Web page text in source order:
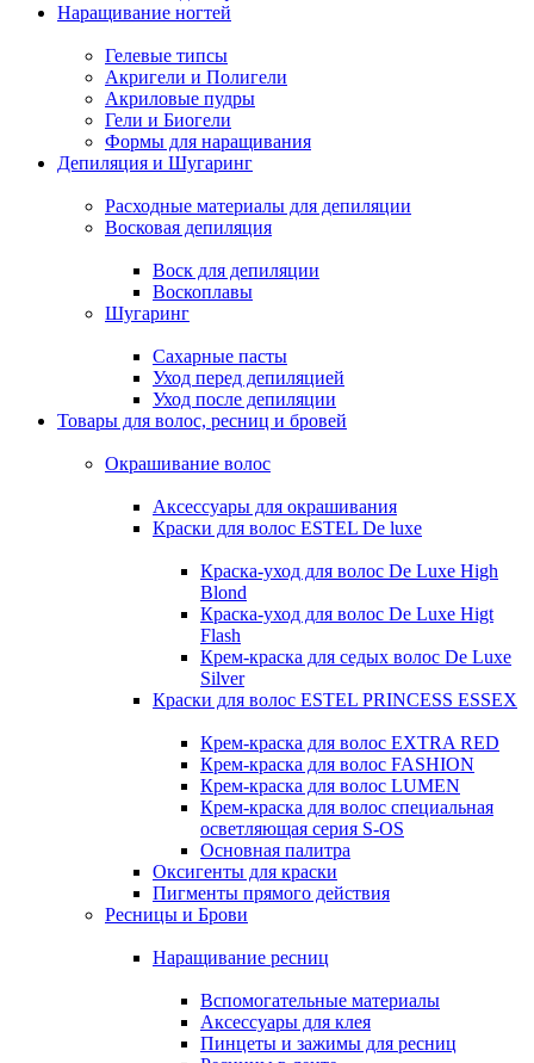
Наращивание ногтей
Гелевые типсы
Акригели и Полигели
Акриловые пудры
Гели и Биогели
Формы для наращивания
Депиляция и Шугаринг
Расходные материалы для депиляции
Восковая депиляция
Воск для депиляции
Воскоплавы
Шугаринг
Сахарные пасты
Уход перед депиляцией
Уход после депиляции
Товары для волос, ресниц и бровей
Окрашивание волос
Аксессуары для окрашивания
Краски для волос ESTEL De luxe
Краска-уход для волос De Luxe High
Blond
Краска-уход для волос De Luxe Higt
Flash
Крем-краска для седых волос De Luxe
Silver
Краски для волос ESTEL PRINCESS ESSEX
Крем-краска для волос EXTRA RED
Крем-краска для волос FASHION
Крем-краска для волос LUMEN
Крем-краска для волос специальная
осветляющая серия S-OS
Основная палитра
Оксигенты для краски
Пигменты прямого действия
Ресницы и Брови
Наращивание ресниц
Вспомогательные материалы
Аксессуары для клея
Пинцеты и зажимы для ресниц